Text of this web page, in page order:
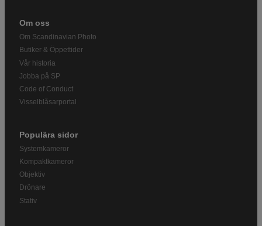
Om oss
Om Scandinavian Photo
Butiker & Öppettider
Vår historia
Jobba på SP
Code of Conduct
Visselblåsarportal
Populära sidor
Systemkameror
Kompaktkameror
Objektiv
Drönare
Stativ